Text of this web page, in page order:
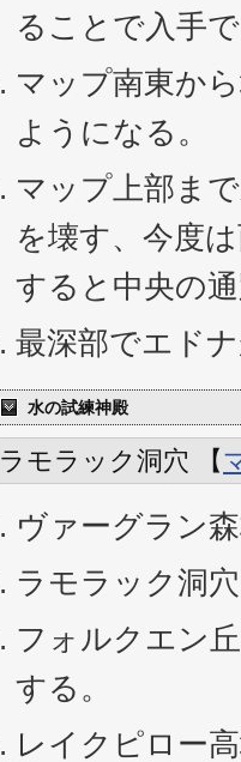
ることで入手
マップ南東か
ようになる。
マップ上部ま
を壊す、今度
すると中央の
最深部でエド
水の試練神殿
ラモラック洞穴 【
ヴァーグラン
ラモラック洞
フォルクエン
する。
レイクピロー